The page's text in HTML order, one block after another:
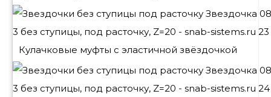
Кулачковые муфты с эластичной звёздочкой